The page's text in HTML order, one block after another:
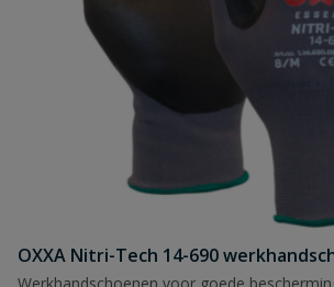
OXXA Nitri-Tech 14-690